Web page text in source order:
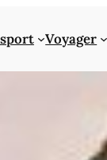
Voyager